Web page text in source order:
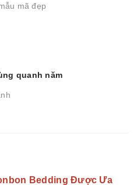
mã đẹp
quanh năm
Bedding Được Ưa